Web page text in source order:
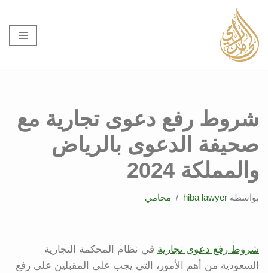
تخطى
إلى
المحتوى
شروط رفع دعوى تجارية مع
صحيفة الدعوى بالرياض
والمملكة 2024
بواسطة hiba lawyer محامي
شروط رفع دعوى تجارية في نظام المحكمة التجارية
السعودية من أهم الأمور، التي يجب على المقبلين على رفع